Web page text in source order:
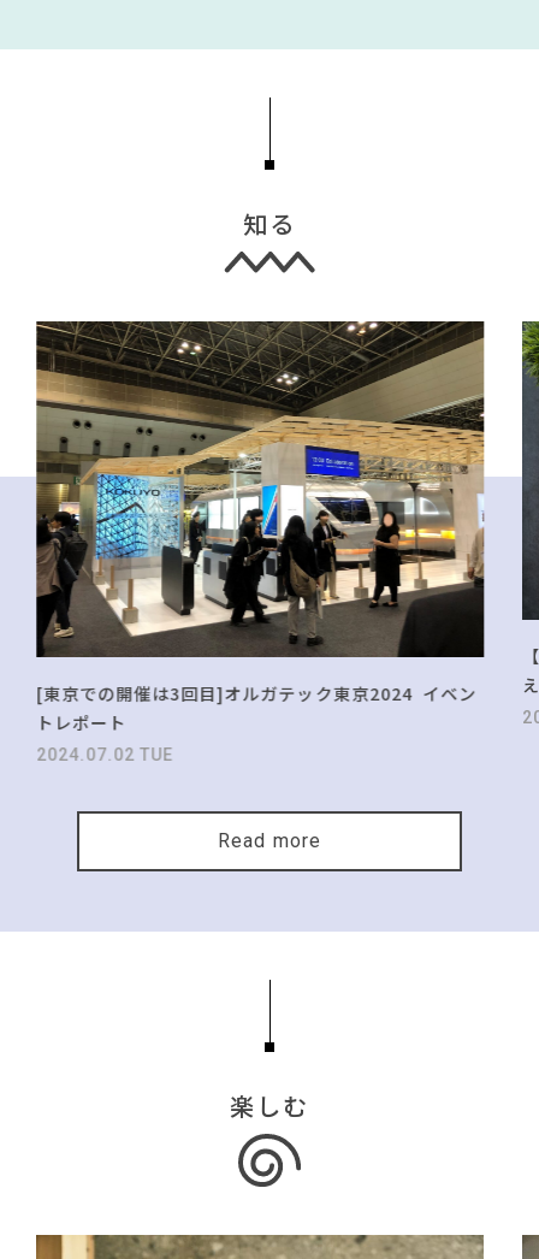
知る
[東京での開催は3回目]オルガテック東京2024 イベン
トレポート
2024.07.02 TUE
Read more
楽しむ